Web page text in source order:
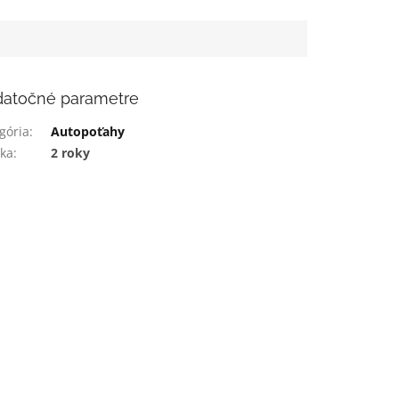
parametre
:
Autopoťahy
: 2 roky